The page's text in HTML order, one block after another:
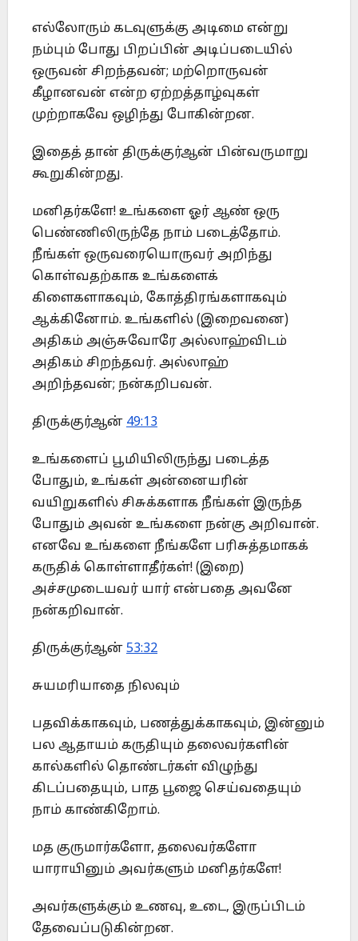
எல்லோரும் கடவுளுக்கு அடிமை என்று
நம்பும் போது பிறப்பின் அடிப்படையில்
ஒருவன் சிறந்தவன்; மற்றொருவன்
கீழானவன் என்ற ஏற்றத்தாழ்வுகள்
முற்றாகவே ஒழிந்து போகின்றன.
இதைத் தான் திருக்குர்ஆன் பின்வருமாறு
கூறுகின்றது.
மனிதர்களே! உங்களை ஓர் ஆண் ஒரு
பெண்ணிலிருந்தே நாம் படைத்தோம்.
நீங்கள் ஒருவரையொருவர் அறிந்து
கொள்வதற்காக உங்களைக்
கிளைகளாகவும், கோத்திரங்களாகவும்
ஆக்கினோம். உங்களில் (இறைவனை)
அதிகம் அஞ்சுவோரே அல்லாஹ்விடம்
அதிகம் சிறந்தவர். அல்லாஹ்
அறிந்தவன்; நன்கறிபவன்.
திருக்குர்ஆன் 49:13
உங்களைப் பூமியிலிருந்து படைத்த
போதும், உங்கள் அன்னையரின்
வயிறுகளில் சிசுக்களாக நீங்கள் இருந்த
போதும் அவன் உங்களை நன்கு அறிவான்.
எனவே உங்களை நீங்களே பரிசுத்தமாகக்
கருதிக் கொள்ளாதீர்கள்! (இறை)
அச்சமுடையவர் யார் என்பதை அவனே
நன்கறிவான்.
திருக்குர்ஆன் 53:32
சுயமரியாதை நிலவும்
பதவிக்காகவும், பணத்துக்காகவும், இன்னும்
பல ஆதாயம் கருதியும் தலைவர்களின்
கால்களில் தொண்டர்கள் விழுந்து
கிடப்பதையும், பாத பூஜை செய்வதையும்
நாம் காண்கிறோம்.
மத குருமார்களோ, தலைவர்களோ
யாராயினும் அவர்களும் மனிதர்களே!
அவர்களுக்கும் உணவு, உடை, இருப்பிடம்
தேவைப்படுகின்றன.